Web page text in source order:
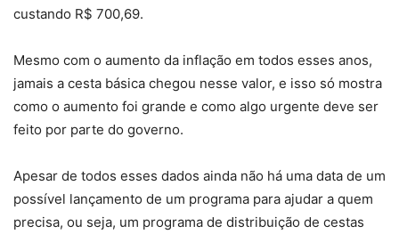
custando R$ 700,69.
Mesmo com o aumento da inflação em todos esses anos,
jamais a cesta básica chegou nesse valor, e isso só mostra
como o aumento foi grande e como algo urgente deve ser
feito por parte do governo.
Apesar de todos esses dados ainda não há uma data de um
possível lançamento de um programa para ajudar a quem
precisa, ou seja, um programa de distribuição de cestas